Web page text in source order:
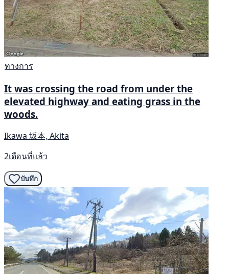
ทางการ
It was crossing the road from under the
elevated highway and eating grass in the
woods.
Ikawa 坂本, Akita
2เดือนที่แล้ว
บันทึก